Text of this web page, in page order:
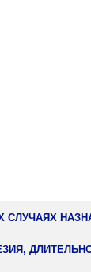
1
СЛУЧАЯХ